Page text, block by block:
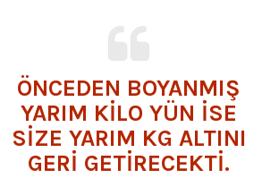
ÖNCEDEN BOYANMIŞ
YARIM KILO YÜN ISE
SIZE YARIM KG ALTINI
GERI GETIRECEKTI.